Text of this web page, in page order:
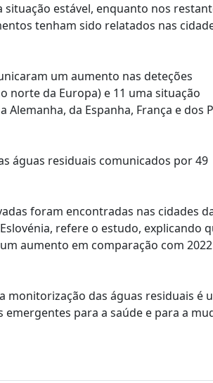
estável, enquanto nos
tenham sido relatados nas
um aumento nas deteções
norte da Europa) e 11 uma situação
da Espanha, França e dos
águas residuais comunicados por 49
foram encontradas nas cidades
refere o estudo, explicando
aumento em comparação com
monitorização das águas residuais é
para a saúde e para a